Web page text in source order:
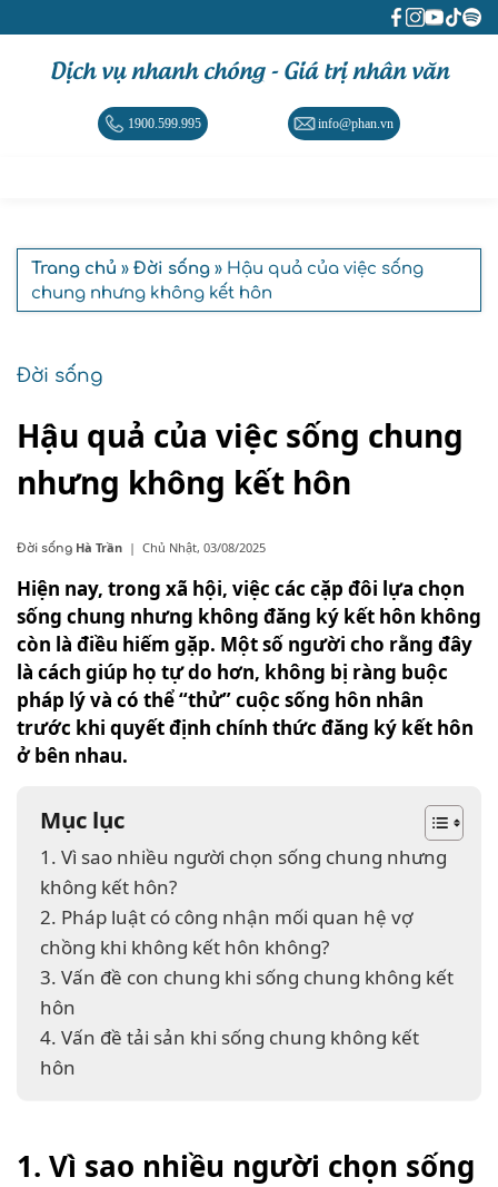
Dịch vụ nhanh chóng - Giá trị nhân văn
1900.599.995 info@phan.vn
Trang chủ » Đời sống » Hậu quả của việc sống
chung nhưng không kết hôn
Đời sống
Hậu quả của việc sống chung
nhưng không kết hôn
Đời sống Hà Trần | Chủ Nhật, 03/08/2025
Hiện nay, trong xã hội, việc các cặp đôi lựa chọn
sống chung nhưng không đăng ký kết hôn không
còn là điều hiếm gặp. Một số người cho rằng đây
là cách giúp họ tự do hơn, không bị ràng buộc
pháp lý và có thể “thử” cuộc sống hôn nhân
trước khi quyết định chính thức đăng ký kết hôn
ở bên nhau.
Mục lục
1. Vì sao nhiều người chọn sống chung nhưng
không kết hôn?
2. Pháp luật có công nhận mối quan hệ vợ
chồng khi không kết hôn không?
3. Vấn đề con chung khi sống chung không kết
hôn
4. Vấn đề tải sản khi sống chung không kết
hôn
1. Vì sao nhiều người chọn sống